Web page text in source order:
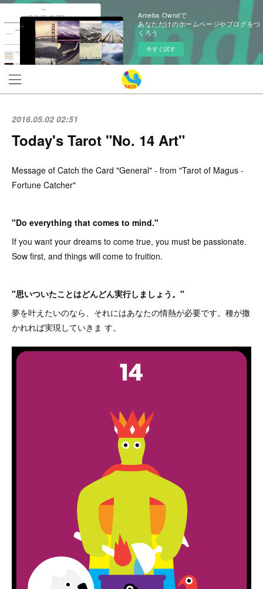
Ameba Owndで
あなただけのホームページやブログをつ
くろう
今すぐ試す
2016.05.02 02:51
Today's Tarot "No. 14 Art"
Message of Catch the Card "General" - from "Tarot of Magus -
Fortune Catcher"
"Do everything that comes to mind."
If you want your dreams to come true, you must be passionate.
Sow first, and things will come to fruition.
"思いついたことはどんどん実行しましょう。"
夢を叶えたいのなら、それにはあなたの情熱が必要です。種が撒
かれれば実現していきま す。